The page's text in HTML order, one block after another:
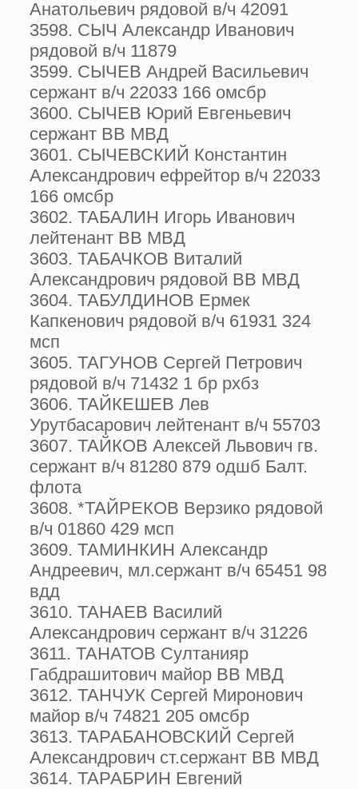
Анатольевич рядовой в/ч 42091
3598. СЫЧ Александр Иванович
рядовой в/ч 11879
3599. СЫЧЕВ Андрей Васильевич
сержант в/ч 22033 166 омсбр
3600. СЫЧЕВ Юрий Евгеньевич
сержант ВВ МВД
3601. СЫЧЕВСКИЙ Константин
Александрович ефрейтор в/ч 22033
166 омсбр
3602. ТАБАЛИН Игорь Иванович
лейтенант ВВ МВД
3603. ТАБАЧКОВ Виталий
Александрович рядовой ВВ МВД
3604. ТАБУЛДИНОВ Ермек
Капкенович рядовой в/ч 61931 324
мсп
3605. ТАГУНОВ Сергей Петрович
рядовой в/ч 71432 1 бр рхбз
3606. ТАЙКЕШЕВ Лев
Урутбасарович лейтенант в/ч 55703
3607. ТАЙКОВ Алексей Львович гв.
сержант в/ч 81280 879 одшб Балт.
флота
3608. *ТАЙРЕКОВ Верзико рядовой
в/ч 01860 429 мсп
3609. ТАМИНКИН Александр
Андреевич, мл.сержант в/ч 65451 98
вдд
3610. ТАНАЕВ Василий
Александрович сержант в/ч 31226
3611. ТАНАТОВ Султанияр
Габдрашитович майор ВВ МВД
3612. ТАНЧУК Сергей Миронович
майор в/ч 74821 205 омсбр
3613. ТАРАБАНОВСКИЙ Сергей
Александрович ст.сержант ВВ МВД
3614. ТАРАБРИН Евгений